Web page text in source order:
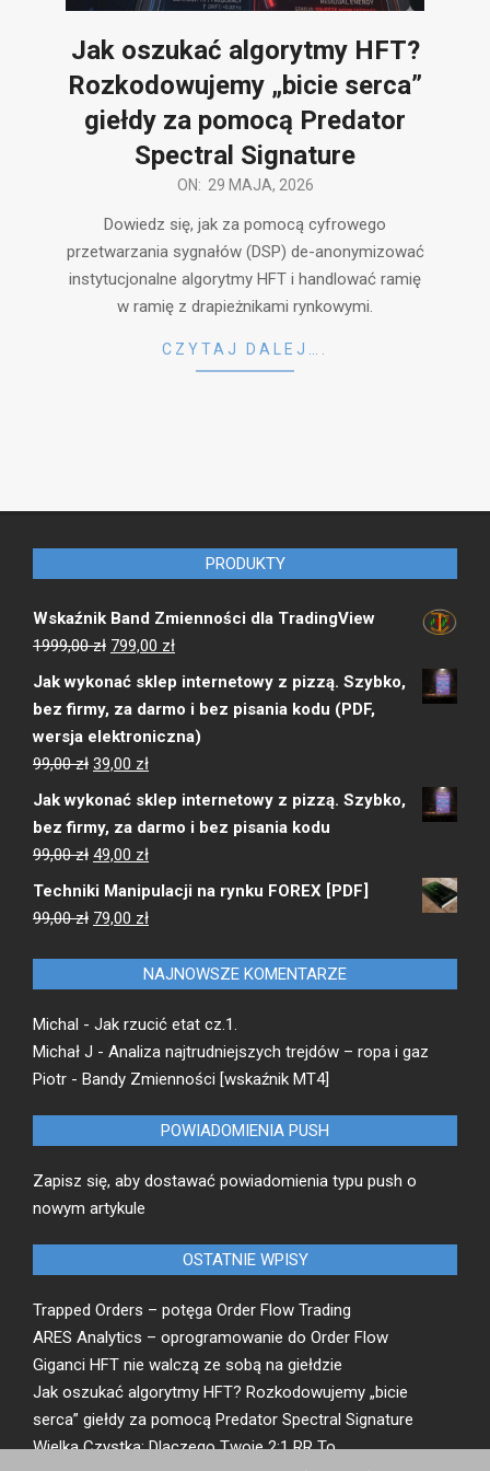
Jak oszukać algorytmy HFT?
Rozkodowujemy „bicie serca”
giełdy za pomocą Predator
Spectral Signature
ON: 29 MAJA, 2026
Dowiedz się, jak za pomocą cyfrowego
przetwarzania sygnałów (DSP) de-anonymizować
instytucjonalne algorytmy HFT i handlować ramię
w ramię z drapieżnikami rynkowymi.
CZYTAJ DALEJ….
PRODUKTY
Wskaźnik Band Zmienności dla TradingView
1999,00zł Pierwotna
cena
wynosiła:
1999,00 zł.
799,00 złAktualna
cena
wynosi:
799,00 zł.
Jak wykonać sklep internetowy z pizzą. Szybko,
bez firmy, za darmo i bez pisania kodu (PDF,
wersja elektroniczna)
99,00zł Pierwotna
cena
wynosiła:
99,00 zł.
39,00 złAktualna
cena
wynosi:
Jak wykonać sklep internetowy z pizzą. Szybko,
bez firmy, za darmo i bez pisania kodu
99,00zł Pierwotna
cena
wynosiła:
49,00 złAktualna
cena
Techniki Manipulacji na rynku FOREX [PDF]
99,00zł Pierwotna
wynosiła:
79,00 złAktualna
wynosi:
NAJNOWSZE KOMENTARZE
Michal - Jak rzucić etat cz.1.
Michał J - Analiza najtrudniejszych trejdów – ropa i gaz
Piotr - Bandy Zmienności [wskaźnik MT4]
POWIADOMIENIA PUSH
Zapisz się, aby dostawać powiadomienia typu push o
nowym artykule
OSTATNIE WPISY
Trapped Orders – potęga Order Flow Trading
ARES Analytics – oprogramowanie do Order Flow
Giganci HFT nie walczą ze sobą na giełdzie
Jak oszukać algorytmy HFT? Rozkodowujemy „bicie
serca” giełdy za pomocą Predator Spectral Signature
Wielka Czystka: Dlaczego Twoje 2:1 RR To